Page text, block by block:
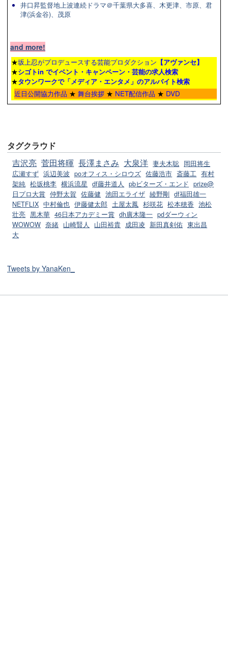
井口昇監督地上波連続ドラマ＠千葉県大多喜、木更津、市原、君
津(浜金谷)、茂原
and more!
★坂上忍がプロデュースする芸能プロダクション 【アヴァンセ】
★シゴトin でイベント・キャンペーン・芸能の求人検索
★タウンワークで「メディア・エンタメ」のアルバイト検索
近日公開協力作品 ★ 舞台挨拶 ★ NET配信作品 ★ DVD
タグクラウド
吉沢亮 菅田将暉 長澤まさみ 大泉洋 妻夫木聡 岡田将生
広瀬すず 浜辺美波 poオフィス・シロウズ 佐藤浩市 斎藤工 有村
架純 松坂桃李 横浜流星 df藤井道人 pbビターズ・エンド prize@
日プロ大賞 仲野太賀 佐藤健 池田エライザ 綾野剛 df福田雄一
NETFLIX 中村倫也 伊藤健太郎 土屋太鳳 杉咲花 松本穂香 池松
壮亮 黒木華 46日本アカデミー賞 dh廣木隆一 pdダーウィン
WOWOW 奈緒 山崎賢人 山田裕貴 成田凌 新田真剣佑 東出昌
大
Tweets by YanaKen_